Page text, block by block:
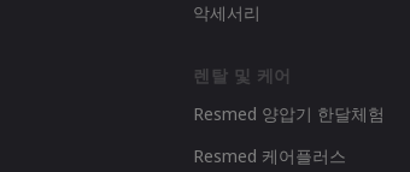
악세서리
렌탈 및 케어
Resmed 양압기 한달체험
Resmed 케어플러스